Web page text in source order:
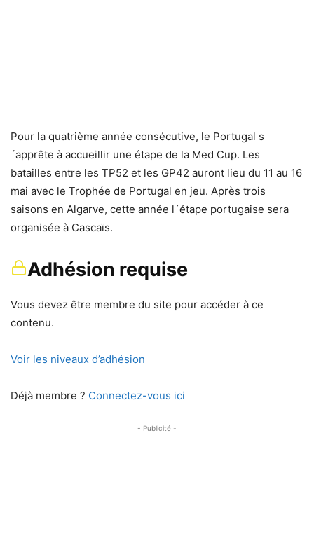
Pour la quatrième année consécutive, le Portugal s
´apprête à accueillir une étape de la Med Cup. Les
batailles entre les TP52 et les GP42 auront lieu du 11 au 16
mai avec le Trophée de Portugal en jeu. Après trois
saisons en Algarve, cette année l´étape portugaise sera
organisée à Cascaïs.
Adhésion requise
Vous devez être membre du site pour accéder à ce
contenu.
Voir les niveaux d’adhésion
Déjà membre ? Connectez-vous ici
- Publicité -